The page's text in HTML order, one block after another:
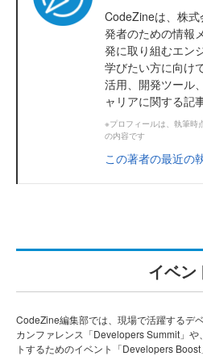
CodeZineは、株
発者のための情報
発に取り組むエン
学びたい方に向け
活用、開発ツール
ャリアに関する記
※プロフィールは、執筆時
の内容です
この著者の最近の
イベン
CodeZine編集部では、現場で活躍するデ
カンファレンス「Developers Summit」
トするためのイベント「Developers